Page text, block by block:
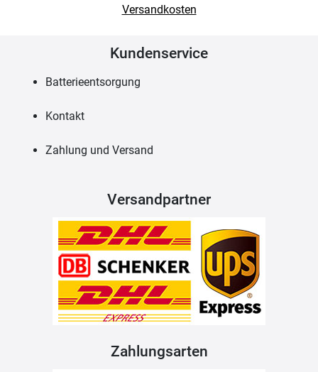
Versandkosten
Kundenservice
Batterieentsorgung
Kontakt
Zahlung und Versand
Versandpartner
Zahlungsarten